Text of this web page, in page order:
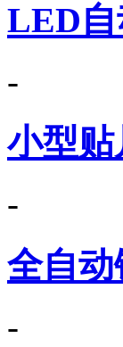
LED
-
小型贴
-
全自
-